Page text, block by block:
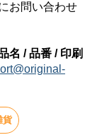
お問い合わせ
名 / 品番 / 印刷
貨